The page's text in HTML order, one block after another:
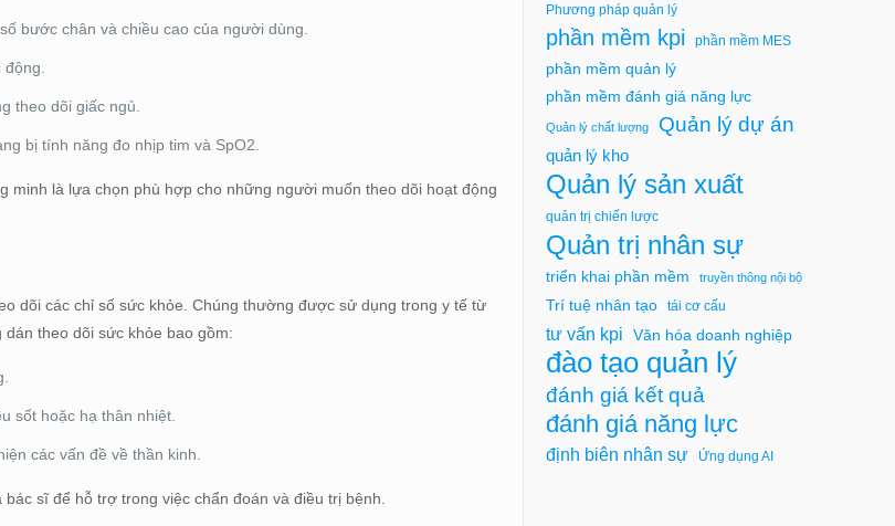
bước chân và chiều cao của người dùng.
theo dõi giấc ngủ.
bị tính năng đo nhịp tim và SpO2.
là lựa chọn phù hợp cho những người muốn theo dõi hoạt động
dõi các chỉ số sức khỏe. Chúng thường được sử dụng trong y tế từ
theo dõi sức khỏe bao gồm:
sốt hoặc hạ thân nhiệt.
các vấn đề về thần kinh.
sĩ để hỗ trợ trong việc chẩn đoán và điều trị bệnh.
Phương pháp quản lý
phần mềm kpi phần mềm MES
phần mềm quản lý
phần mềm đánh giá năng lực
Quản lý chất lượng Quản lý dự án
quản lý kho
Quản lý sản xuất
quản trị chiến lược
Quản trị nhân sự
triển khai phần mềm truyền thông nội bộ
Trí tuệ nhân tạo tái cơ cấu
tư vấn kpi Văn hóa doanh nghiệp
đào tạo quản lý
đánh giá kết quả
đánh giá năng lực
định biên nhân sự Ứng dụng AI